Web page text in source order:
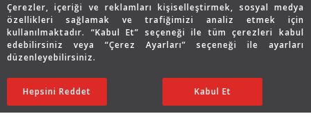
Çerezler, içeriği ve reklamları kişiselleştirmek, sosyal medya
özellikleri sağlamak ve trafiğimizi analiz etmek için
kullanılmaktadır. “Kabul Et” seçeneği ile tüm çerezleri kabul
edebilirsiniz veya “Çerez Ayarları” seçeneği ile ayarları
düzenleyebilirsiniz.
Ayarları Düzenle
Hepsini Reddet Kabul Et
649.066 TL
454.346TL
386.194 TL SATIN ALIN
Copyright © 2026 Assos Pırlanta - Bu sitenin tüm hakları